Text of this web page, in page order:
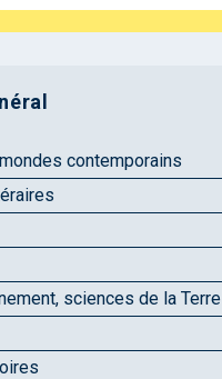
contemporains
sciences de la Terre